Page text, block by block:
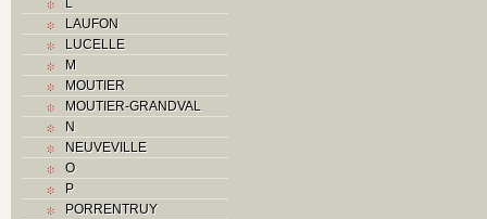
LAUFON
LUCELLE
M
MOUTIER
MOUTIER-GRANDVAL
N
NEUVEVILLE
O
P
PORRENTRUY